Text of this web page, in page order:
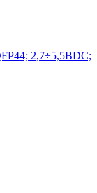
2,7÷5,5ВDC;